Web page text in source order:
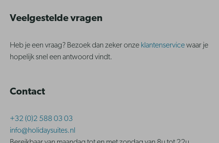
Veelgestelde vragen
Heb je een vraag? Bezoek dan zeker onze klantenservicewaar je
hopelijk snel een antwoord vindt.
Contact
+32 (0)2 588 03 03
info@holidaysuites.nl